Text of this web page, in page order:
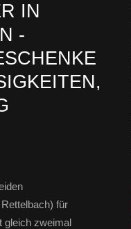
IN
-
K
für
gleich zweimal